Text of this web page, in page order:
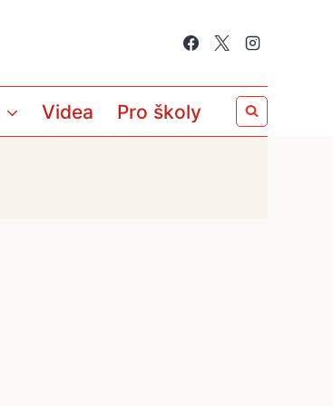
Videa Pro školy